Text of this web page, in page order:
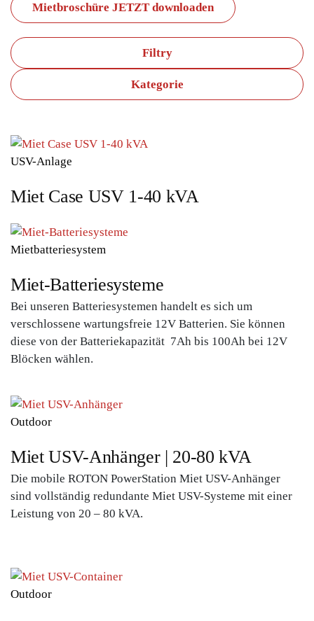
Mietbroschüre JETZT downloaden
Filtry
Kategorie
USV-Anlage
Miet Case USV 1-40 kVA
Mietbatteriesystem
Miet-Batteriesysteme
Bei unseren Batteriesystemen handelt es sich um
verschlossene wartungsfreie 12V Batterien. Sie können
diese von der Batteriekapazität 7Ah bis 100Ah bei 12V
Blöcken wählen.
Outdoor
Miet USV-Anhänger | 20-80 kVA
Die mobile ROTON PowerStation Miet USV-Anhänger
sind vollständig redundante Miet USV-Systeme mit einer
Leistung von 20 – 80 kVA.
Outdoor